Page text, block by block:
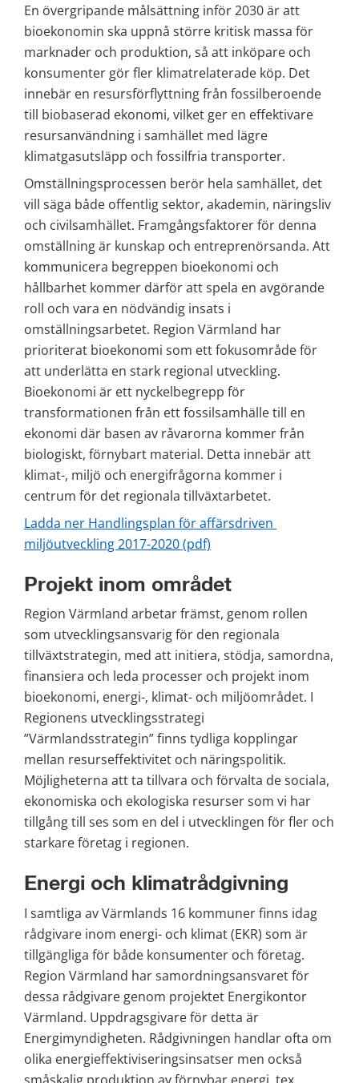
En övergripande målsättning inför 2030 är att
bioekonomin ska uppnå större kritisk massa för
marknader och produktion, så att inköpare och
konsumenter gör fler klimatrelaterade köp. Det
innebär en resursförflyttning från fossilberoende
till biobaserad ekonomi, vilket ger en effektivare
resursanvändning i samhället med lägre
klimatgasutsläpp och fossilfria transporter.
Omställningsprocessen berör hela samhället, det
vill säga både offentlig sektor, akademin, näringsliv
och civilsamhället. Framgångsfaktorer för denna
omställning är kunskap och entreprenörsanda. Att
kommunicera begreppen bioekonomi och
hållbarhet kommer därför att spela en avgörande
roll och vara en nödvändig insats i
omställningsarbetet. Region Värmland har
prioriterat bioekonomi som ett fokusområde för
att underlätta en stark regional utveckling.
Bioekonomi är ett nyckelbegrepp för
transformationen från ett fossilsamhälle till en
ekonomi där basen av råvarorna kommer från
biologiskt, förnybart material. Detta innebär att
klimat-, miljö och energifrågorna kommer i
centrum för det regionala tillväxtarbetet.
Ladda ner Handlingsplan för affärsdriven
miljöutveckling 2017-2020 (pdf)
Projekt inom området
Region Värmland arbetar främst, genom rollen
som utvecklingsansvarig för den regionala
tillväxtstrategin, med att initiera, stödja, samordna,
finansiera och leda processer och projekt inom
bioekonomi, energi-, klimat- och miljöområdet. I
Regionens utvecklingsstrategi
”Värmlandsstrategin” finns tydliga kopplingar
mellan resurseffektivitet och näringspolitik.
Möjligheterna att ta tillvara och förvalta de sociala,
ekonomiska och ekologiska resurser som vi har
tillgång till ses som en del i utvecklingen för fler och
starkare företag i regionen.
Energi och klimatrådgivning
I samtliga av Värmlands 16 kommuner finns idag
rådgivare inom energi- och klimat (EKR) som är
tillgängliga för både konsumenter och företag.
Region Värmland har samordningsansvaret för
dessa rådgivare genom projektet Energikontor
Värmland. Uppdragsgivare för detta är
Energimyndigheten. Rådgivningen handlar ofta om
olika energieffektiviseringsinsatser men också